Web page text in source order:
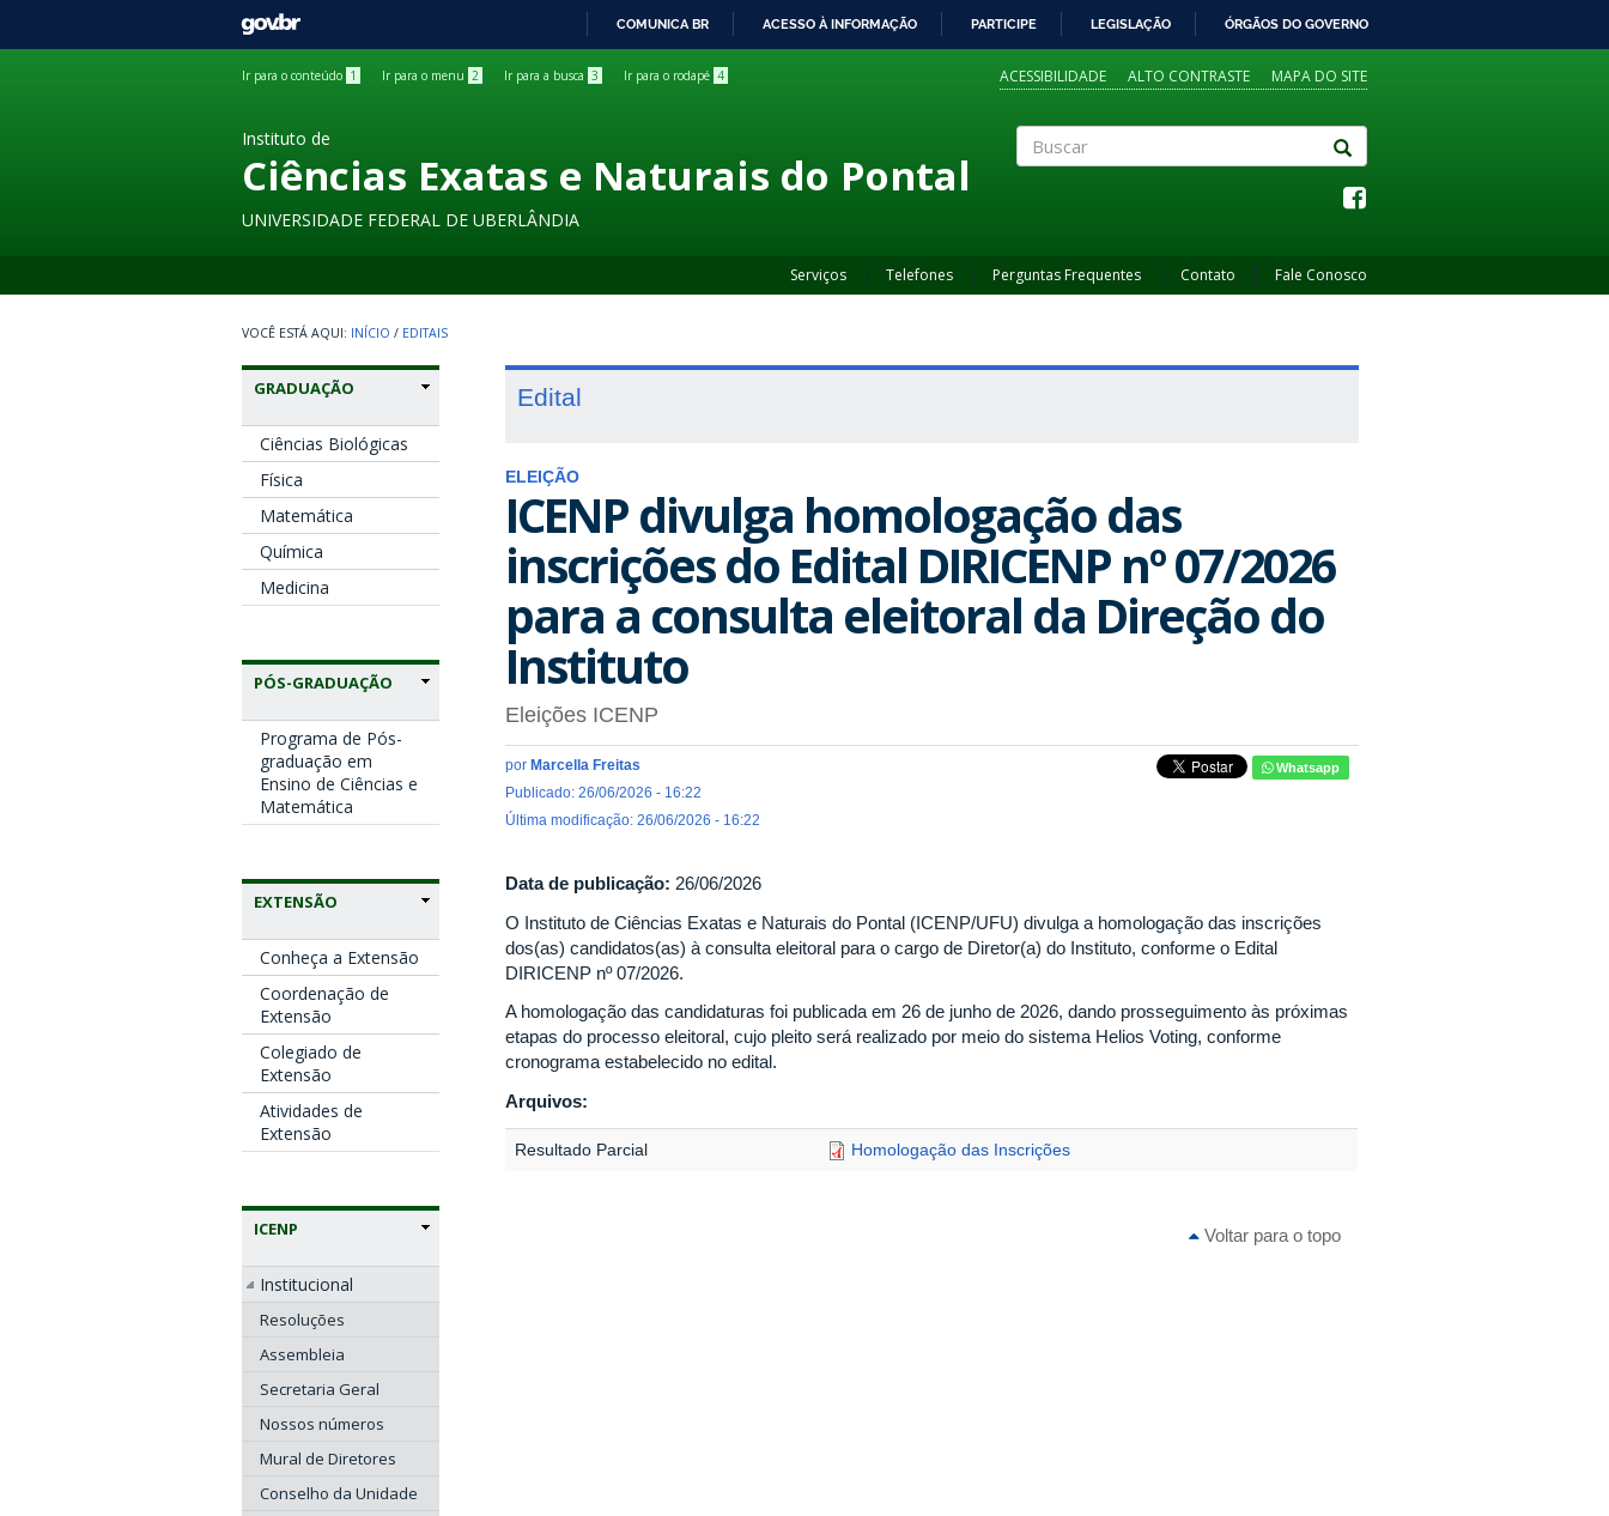
GOVBR
COMUNICA BR ACESSO À INFORMAÇÃO PARTICIPE LEGISLAÇÃO ÓRGÃOS DO GOVERNO
Ir para o conteúdo 1 Ir para o menu 2 Ir para a busca 3 Ir para o rodapé 4 ACESSIBILIDADE ALTO CONTRASTE MAPA DO SITE
Instituto de
Ciências Exatas e Naturais do Pontal
UNIVERSIDADE FEDERAL DE UBERLÂNDIA
Serviços Telefones Perguntas Frequentes Contato Fale Conosco
INÍCIO / EDITAIS
GRADUAÇÃO
Ciências Biológicas
Física
Matemática
Química
Medicina
PÓS-GRADUAÇÃO
Programa de Pós-
graduação em
Ensino de Ciências e
Matemática
EXTENSÃO
Conheça a Extensão
Coordenação de
Extensão
Colegiado de
Extensão
Atividades de
Extensão
ICENP
Institucional
Resoluções
Assembleia
Secretaria Geral
Nossos números
Mural de Diretores
Conselho da Unidade
Edital
ELEIÇÃO
ICENP divulga homologação das
inscrições do Edital DIRICENP nº 07/2026
para a consulta eleitoral da Direção do
Instituto
Eleições ICENP
por Marcella Freitas
Publicado: 26/06/2026 - 16:22
Última modificação: 26/06/2026 - 16:22
Whatsapp
Data de publicação: 26/06/2026
O Instituto de Ciências Exatas e Naturais do Pontal (ICENP/UFU) divulga a homologação das inscrições
dos(as) candidatos(as) à consulta eleitoral para o cargo de Diretor(a) do Instituto, conforme o Edital
DIRICENP nº 07/2026.
A homologação das candidaturas foi publicada em 26 de junho de 2026, dando prosseguimento às próximas
etapas do processo eleitoral, cujo pleito será realizado por meio do sistema Helios Voting, conforme
cronograma estabelecido no edital.
Arquivos:
Resultado Parcial Homologação das Inscrições
Voltar para o topo